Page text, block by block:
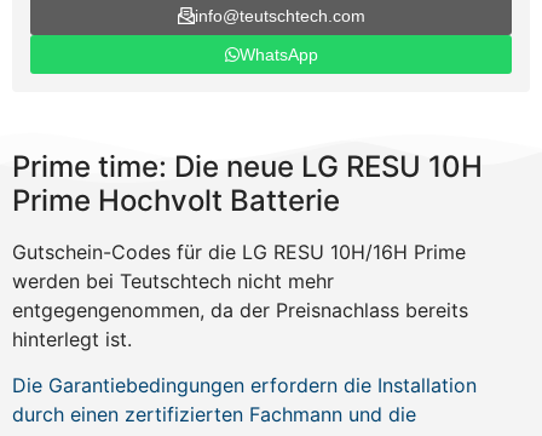
info@teutschtech.com
WhatsApp
Prime time: Die neue LG RESU 10H
Prime Hochvolt Batterie
Gutschein-Codes für die LG RESU 10H/16H Prime
werden bei Teutschtech nicht mehr
entgegengenommen, da der Preisnachlass bereits
hinterlegt ist.
Die Garantiebedingungen erfordern die Installation
durch einen zertifizierten Fachmann und die